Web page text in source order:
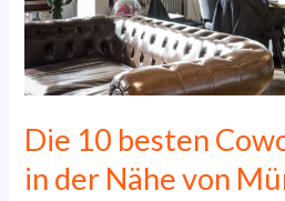
Die 10 besten
in der Nähe von